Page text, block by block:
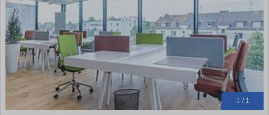
1 / 1